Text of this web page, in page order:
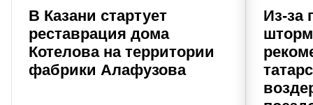
В Казани стартует
реставрация дома
Котелова на территории
фабрики Алафузова
Из-за